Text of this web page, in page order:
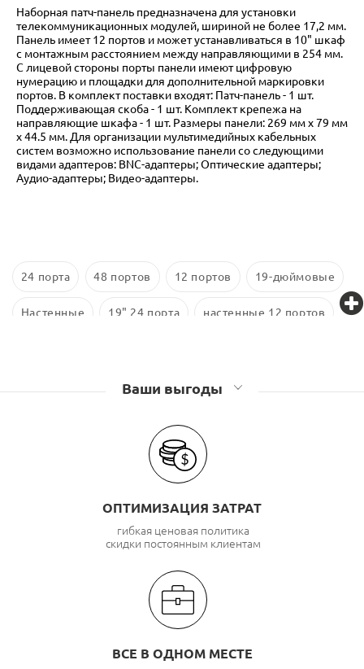
Наборная патч-панель предназначена для установки
телекоммуникационных модулей, шириной не более 17,2 мм.
Панель имеет 12 портов и может устанавливаться в 10" шкаф
с монтажным расстоянием между направляющими в 254 мм.
С лицевой стороны порты панели имеют цифровую
нумерацию и площадки для дополнительной маркировки
портов. В комплект поставки входят: Патч-панель - 1 шт.
Поддерживающая скоба - 1 шт. Комплект крепежа на
направляющие шкафа - 1 шт. Размеры панели: 269 мм x 79 мм
x 44.5 мм. Для организации мультимедийных кабельных
систем возможно использование панели со следующими
видами адаптеров: BNC-адаптеры; Оптические адаптеры;
Аудио-адаптеры; Видео-адаптеры.
24 порта 48 портов 12 портов 19-дюймовые
Настенные 19" 24 порта настенные 12 портов
Ваши выгоды
ОПТИМИЗАЦИЯ ЗАТРАТ
гибкая ценовая политика
скидки постоянным клиентам
ВСЕ В ОДНОМ МЕСТЕ